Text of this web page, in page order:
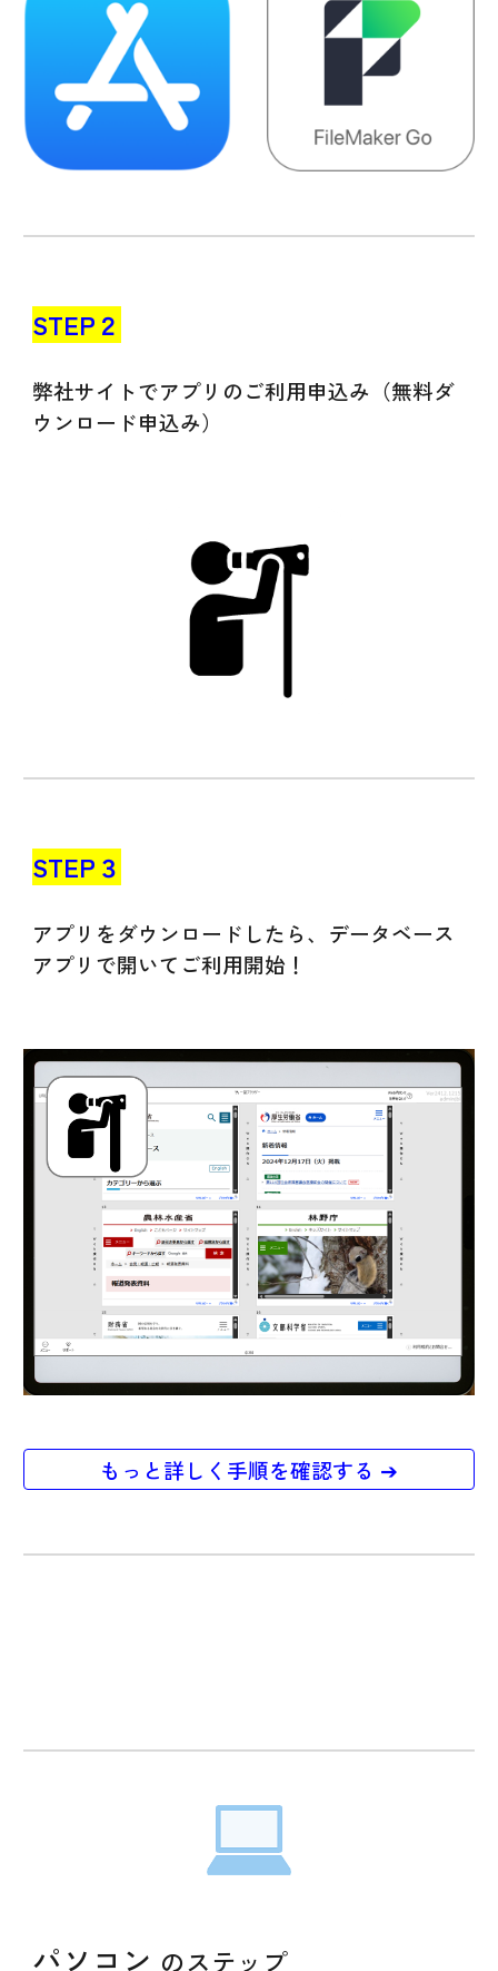
STEP ２
弊社サイトでアプリ のご利用申込み（無料ダ
ウンロード申込み）
STEP ３
アプリ をダウンロードしたら、データベース
アプリで開いて ご利用開始 ！
もっと詳しく手順を確認する ➔
パソコン のステップ